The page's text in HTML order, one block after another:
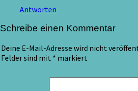
Antworten
Schreibe einen Kommentar
Deine E-Mail-Adresse wird nicht
Felder sind mit * markiert